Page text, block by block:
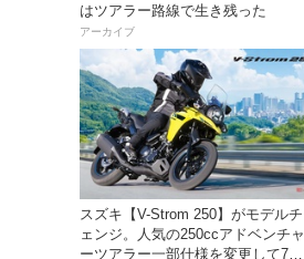
はツアラー路線で生き残った
アーカイブ
スズキ【V-Strom 250】がモデルチ
ェンジ。人気の250ccアドベンチャ
ーツアラー一部仕様を変更して7月